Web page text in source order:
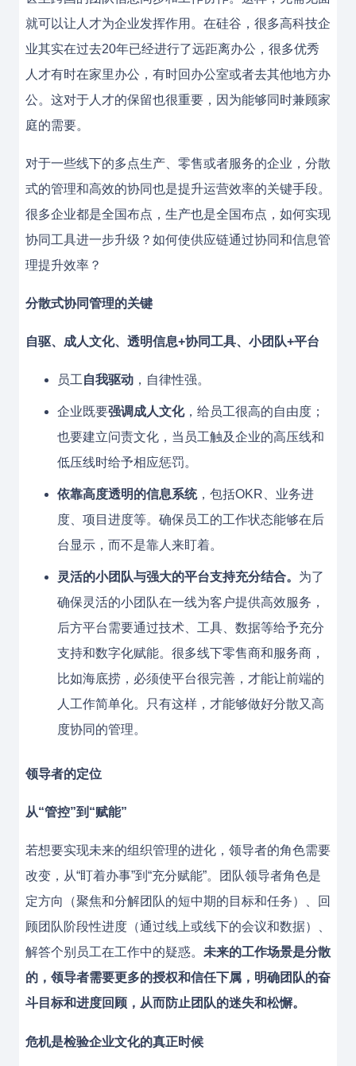
就可以让人才为企业发挥作用。在硅谷，很多高科技企
业其实在过去20年已经进行了远距离办公，很多优秀
人才有时在家里办公，有时回办公室或者去其他地方办
公。这对于人才的保留也很重要，因为能够同时兼顾家
庭的需要。
对于一些线下的多点生产、零售或者服务的企业，分散
式的管理和高效的协同也是提升运营效率的关键手段。
很多企业都是全国布点，生产也是全国布点，如何实现
协同工具进一步升级？如何使供应链通过协同和信息管
理提升效率？
分散式协同管理的关键
自驱、成人文化、透明信息+协同工具、小团队+平台
员工 自我驱动 ，自律性强。
企业既要强调成人文化，给员工很高的自由度；
也要建立问责文化，当员工触及企业的高压线和
低压线时给予相应惩罚。
依靠高度透明的信息系统，包括OKR、业务进
度、项目进度等。确保员工的工作状态能够在后
台显示，而不是靠人来盯着。
灵活的小团队与强大的平台支持充分结合。 为了
确保灵活的小团队在一线为客户提供高效服务，
后方平台需要通过技术、工具、数据等给予充分
支持和数字化赋能。很多线下零售商和服务商，
比如海底捞，必须使平台很完善，才能让前端的
人工作简单化。只有这样，才能够做好分散又高
度协同的管理。
领导者的定位
从“管控”到“赋能”
若想要实现未来的组织管理的进化，领导者的角色需要
改变，从“盯着办事”到“充分赋能”。团队领导者角色是
定方向（聚焦和分解团队的短中期的目标和任务）、回
顾团队阶段性进度（通过线上或线下的会议和数据）、
解答个别员工在工作中的疑惑。 未来的工作场景是分散
的，领导者需要更多的授权和信任下属，明确团队的奋
斗目标和进度回顾，从而防止团队的迷失和松懈。
危机是检验企业文化的真正时候